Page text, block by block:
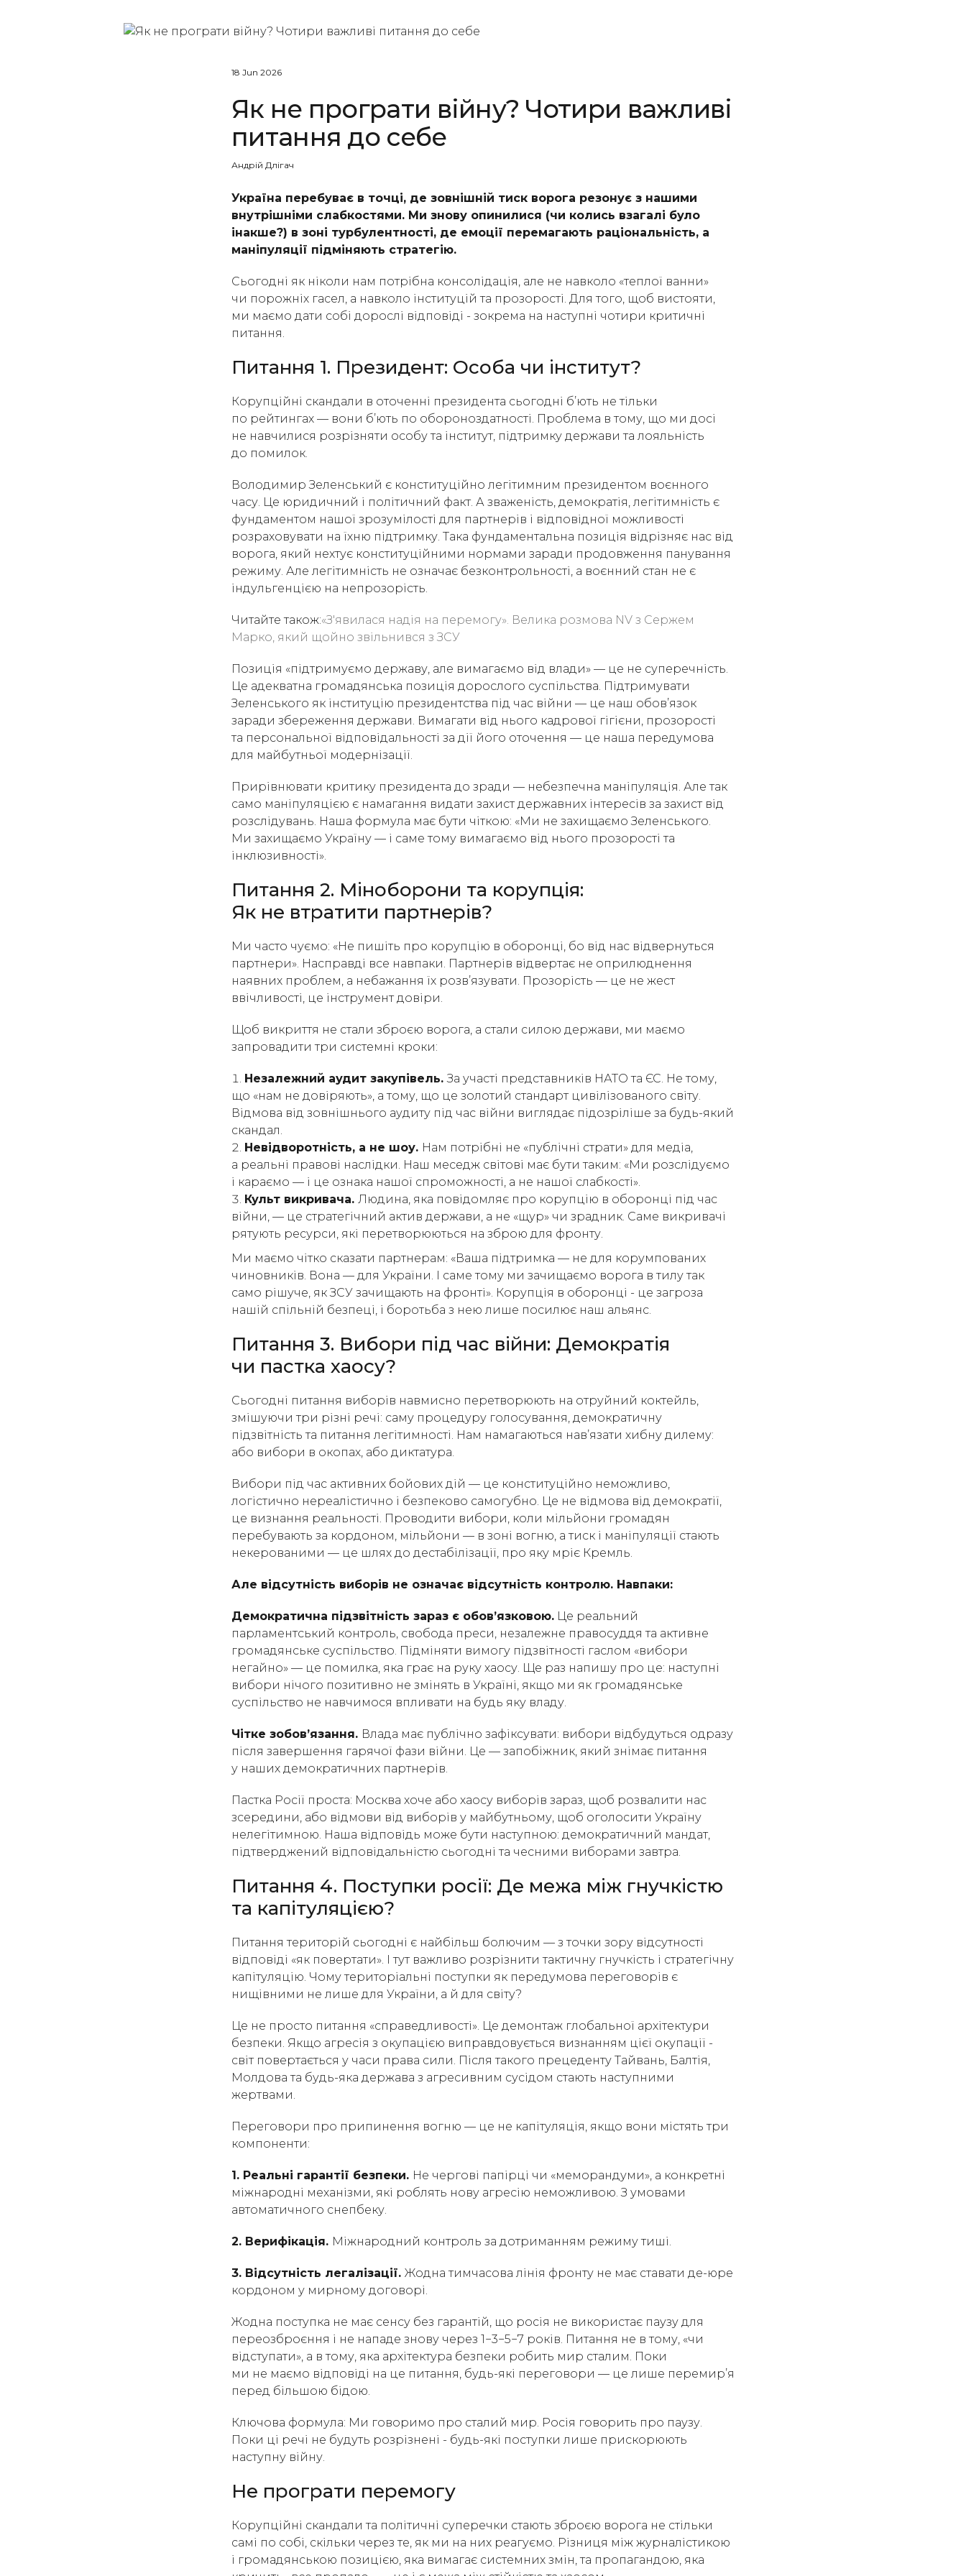
18 Jun 2026
Як не програти війну? Чотири важливі
питання до себе
Андрій Длігач
Україна перебуває в точці, де зовнішній тиск ворога резонує з нашими
внутрішніми слабкостями. Ми знову опинилися (чи колись взагалі було
інакше?) в зоні турбулентності, де емоції перемагають раціональність, а
маніпуляції підміняють стратегію.
Сьогодні як ніколи нам потрібна консолідація, але не навколо «теплої ванни»
чи порожніх гасел, а навколо інституцій та прозорості. Для того, щоб вистояти,
ми маємо дати собі дорослі відповіді - зокрема на наступні чотири критичні
питання.
Питання 1. Президент: Особа чи інститут?
Корупційні скандали в оточенні президента сьогодні б’ють не тільки
по рейтингах — вони б’ють по обороноздатності. Проблема в тому, що ми досі
не навчилися розрізняти особу та інститут, підтримку держави та лояльність
до помилок.
Володимир Зеленський є конституційно легітимним президентом воєнного
часу. Це юридичний і політичний факт. А зваженість, демократія, легітимність є
фундаментом нашої зрозумілості для партнерів і відповідної можливості
розраховувати на їхню підтримку. Така фундаментальна позиція відрізняє нас від
ворога, який нехтує конституційними нормами заради продовження панування
режиму. Але легітимність не означає безконтрольності, а воєнний стан не є
індульгенцією на непрозорість.
Читайте також:«З'явилася надія на перемогу». Велика розмова NV з Сержем
Марко, який щойно звільнився з ЗСУ
Позиція «підтримуємо державу, але вимагаємо від влади» — це не суперечність.
Це адекватна громадянська позиція дорослого суспільства. Підтримувати
Зеленського як інституцію президентства під час війни — це наш обов’язок
заради збереження держави. Вимагати від нього кадрової гігієни, прозорості
та персональної відповідальності за дії його оточення — це наша передумова
для майбутньої модернізації.
Прирівнювати критику президента до зради — небезпечна маніпуляція. Але так
само маніпуляцією є намагання видати захист державних інтересів за захист від
розслідувань. Наша формула має бути чіткою: «Ми не захищаємо Зеленського.
Ми захищаємо Україну — і саме тому вимагаємо від нього прозорості та
інклюзивності».
Питання 2. Міноборони та корупція:
Як не втратити партнерів?
Ми часто чуємо: «Не пишіть про корупцію в оборонці, бо від нас відвернуться
партнери». Насправді все навпаки. Партнерів відвертає не оприлюднення
наявних проблем, а небажання їх розв’язувати. Прозорість — це не жест
ввічливості, це інструмент довіри.
Щоб викриття не стали зброєю ворога, а стали силою держави, ми маємо
запровадити три системні кроки:
Незалежний аудит закупівель.За участі представників НАТО та ЄС. Не тому,
що «нам не довіряють», а тому, що це золотий стандарт цивілізованого світу.
Відмова від зовнішнього аудиту під час війни виглядає підозріліше за будь-який
скандал.
Невідворотність, а не шоу. Нам потрібні не «публічні страти» для медіа,
а реальні правові наслідки. Наш меседж світові має бути таким: «Ми розслідуємо
і караємо — і це ознака нашої спроможності, а не нашої слабкості».
Культ викривача. Людина, яка повідомляє про корупцію в оборонці під час
війни, — це стратегічний актив держави, а не «щур» чи зрадник. Саме викривачі
рятують ресурси, які перетворюються на зброю для фронту.
Ми маємо чітко сказати партнерам: «Ваша підтримка — не для корумпованих
чиновників. Вона — для України. І саме тому ми зачищаємо ворога в тилу так
само рішуче, як ЗСУ зачищають на фронті». Корупція в оборонці - це загроза
нашій спільній безпеці, і боротьба з нею лише посилює наш альянс.
Питання 3. Вибори під час війни: Демократія
чи пастка хаосу?
Сьогодні питання виборів навмисно перетворюють на отруйний коктейль,
змішуючи три різні речі: саму процедуру голосування, демократичну
підзвітність та питання легітимності. Нам намагаються нав’язати хибну дилему:
або вибори в окопах, або диктатура.
Вибори під час активних бойових дій — це конституційно неможливо,
логістично нереалістично і безпеково самогубно. Це не відмова від демократії,
це визнання реальності. Проводити вибори, коли мільйони громадян
перебувають за кордоном, мільйони — в зоні вогню, а тиск і маніпуляції стають
некерованими — це шлях до дестабілізації, про яку мріє Кремль.
Але відсутність виборів не означає відсутність контролю. Навпаки:
Демократична підзвітність зараз є обов’язковою. Це реальний
парламентський контроль, свобода преси, незалежне правосуддя та активне
громадянське суспільство. Підміняти вимогу підзвітності гаслом «вибори
негайно» — це помилка, яка грає на руку хаосу. Ще раз напишу про це: наступні
вибори нічого позитивно не змінять в Україні, якщо ми як громадянське
суспільство не навчимося впливати на будь яку владу.
Чітке зобов’язання. Влада має публічно зафіксувати: вибори відбудуться одразу
після завершення гарячої фази війни. Це — запобіжник, який знімає питання
у наших демократичних партнерів.
Пастка Росії проста: Москва хоче або хаосу виборів зараз, щоб розвалити нас
зсередини, або відмови від виборів у майбутньому, щоб оголосити Україну
нелегітимною. Наша відповідь може бути наступною: демократичний мандат,
підтверджений відповідальністю сьогодні та чесними виборами завтра.
Питання 4. Поступки росії: Де межа між гнучкістю
та капітуляцією?
Питання територій сьогодні є найбільш болючим — з точки зору відсутності
відповіді «як повертати». І тут важливо розрізнити тактичну гнучкість і стратегічну
капітуляцію. Чому територіальні поступки як передумова переговорів є
нищівними не лише для України, а й для світу?
Це не просто питання «справедливості». Це демонтаж глобальної архітектури
безпеки. Якщо агресія з окупацією виправдовується визнанням цієї окупації -
світ повертається у часи права сили. Після такого прецеденту Тайвань, Балтія,
Молдова та будь-яка держава з агресивним сусідом стають наступними
жертвами.
Переговори про припинення вогню — це не капітуляція, якщо вони містять три
компоненти:
1. Реальні гарантії безпеки. Не чергові папірці чи «меморандуми», а конкретні
міжнародні механізми, які роблять нову агресію неможливою. З умовами
автоматичного снепбеку.
2. Верифікація. Міжнародний контроль за дотриманням режиму тиші.
3. Відсутність легалізації. Жодна тимчасова лінія фронту не має ставати де-юре
кордоном у мирному договорі.
Жодна поступка не має сенсу без гарантій, що росія не використає паузу для
переозброєння і не нападе знову через 1−3−5−7 років. Питання не в тому, «чи
відступати», а в тому, яка архітектура безпеки робить мир сталим. Поки
ми не маємо відповіді на це питання, будь-які переговори — це лише перемир’я
перед більшою бідою.
Ключова формула: Ми говоримо про сталий мир. Росія говорить про паузу.
Поки ці речі не будуть розрізнені - будь-які поступки лише прискорюють
наступну війну.
Не програти перемогу
Корупційні скандали та політичні суперечки стають зброєю ворога не стільки
самі по собі, скільки через те, як ми на них реагуємо. Різниця між журналістикою
і громадянською позицією, яка вимагає системних змін, та пропагандою, яка